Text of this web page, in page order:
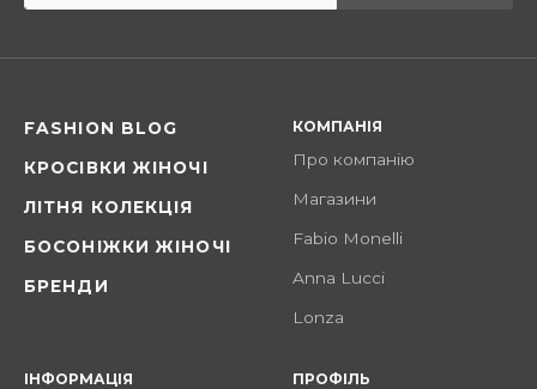
FASHION BLOG
КРОСІВКИ ЖІНОЧІ
ЛІТНЯ КОЛЕКЦІЯ
БОСОНІЖКИ ЖІНОЧІ
БРЕНДИ
КОМПАНІЯ
Про компанію
Магазини
Fabio Monelli
Anna Lucci
Lonza
ІНФОРМАЦІЯ ПРОФІЛЬ